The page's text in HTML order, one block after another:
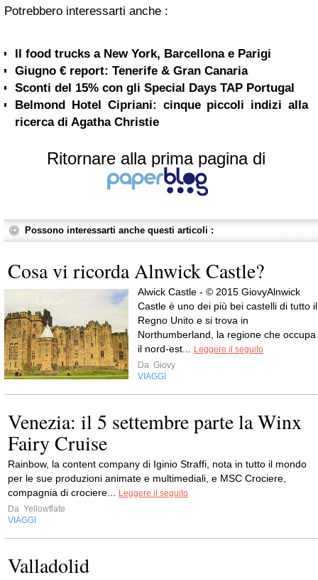
Potrebbero interessarti anche :
Il food trucks a New York, Barcellona e Parigi
Giugno € report: Tenerife & Gran Canaria
Sconti del 15% con gli Special Days TAP Portugal
Belmond Hotel Cipriani: cinque piccoli indizi alla
ricerca di Agatha Christie
Ritornare alla prima pagina di
Possono interessarti anche questi articoli :
Cosa vi ricorda Alnwick Castle?
Alwick Castle - © 2015 GiovyAlnwick
Castle è uno dei più bei castelli di tutto il
Regno Unito e si trova in
Northumberland, la regione che occupa
il nord-est...
Leggere il seguito
Da Giovy
VIAGGI
Venezia: il 5 settembre parte la Winx
Fairy Cruise
Rainbow, la content company di Iginio Straffi, nota in tutto il mondo
per le sue produzioni animate e multimediali, e MSC Crociere,
compagnia di crociere...
Leggere il seguito
Da Yellowflate
VIAGGI
Valladolid